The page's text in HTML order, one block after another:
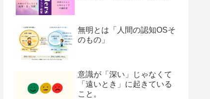
無明とは「人間の認知OSそ
のもの」
意識が「深い」じゃなくて
「遠いとき」に起きている
こと。